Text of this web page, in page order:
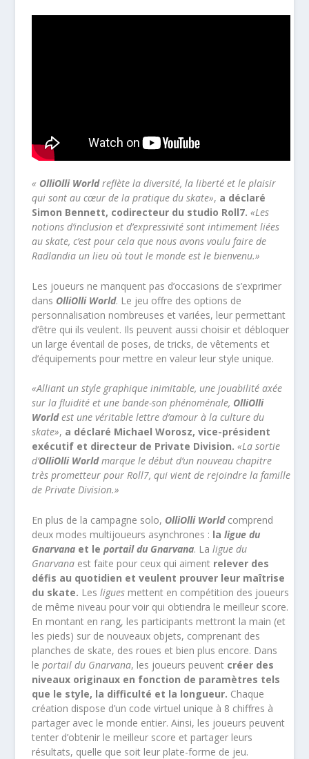
« OlliOlli Worldreflète la diversité, la liberté et le plaisir
qui sont au cœur de la pratique du skate», a déclaré
Simon Bennett, codirecteur du studio Roll7. «Les
notions d’inclusion et d’expressivité sont intimement liées
au skate, c’est pour cela que nous avons voulu faire de
Radlandia un lieu où tout le monde est le bienvenu.»
Les joueurs ne manquent pas d’occasions de s’exprimer
dans OlliOlli World. Le jeu offre des options de
personnalisation nombreuses et variées, leur permettant
d’être qui ils veulent. Ils peuvent aussi choisir et débloquer
un large éventail de poses, de tricks, de vêtements et
d’équipements pour mettre en valeur leur style unique.
«Alliant un style graphique inimitable, une jouabilité axée
sur la fluidité et une bande-son phénoménale, OlliOlli
Worldest une véritable lettre d’amour à la culture du
skate», a déclaré Michael Worosz, vice-président
exécutif et directeur de Private Division. «La sortie
d’OlliOlli Worldmarque le début d’un nouveau chapitre
très prometteur pour Roll7, qui vient de rejoindre la famille
de Private Division.»
En plus de la campagne solo, OlliOlli Worldcomprend
deux modes multijoueurs asynchrones : laligue du
Gnarvana et leportail du Gnarvana. Laligue du
Gnarvana est faite pour ceux qui aiment relever des
défis au quotidien et veulent prouver leur maîtrise
du skate. Lesligues mettent en compétition des joueurs
de même niveau pour voir qui obtiendra le meilleur score.
En montant en rang, les participants mettront la main (et
les pieds) sur de nouveaux objets, comprenant des
planches de skate, des roues et bien plus encore. Dans
leportail du Gnarvana, les joueurs peuvent créer des
niveaux originaux en fonction de paramètres tels
que le style, la difficulté et la longueur. Chaque
création dispose d’un code virtuel unique à 8 chiffres à
partager avec le monde entier. Ainsi, les joueurs peuvent
tenter d’obtenir le meilleur score et partager leurs
résultats, quelle que soit leur plate-forme de jeu.